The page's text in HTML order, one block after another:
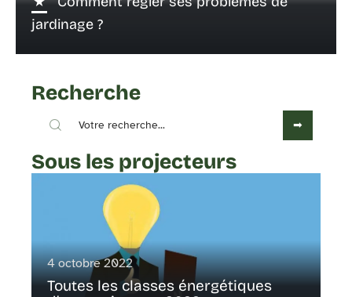
jardinage ?
Recherche
Sous les projecteurs
4 octobre 2022
Toutes les classes énergétiques